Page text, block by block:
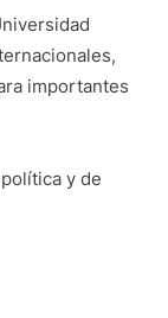
importantes
y de